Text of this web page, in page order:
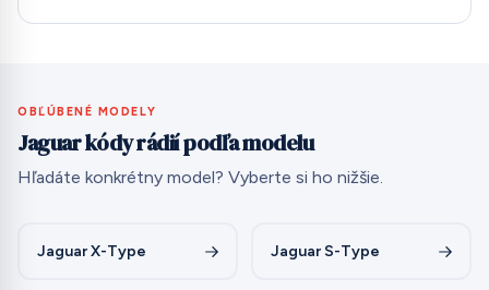
OBĽÚBENÉ MODELY
Jaguar kódy rádií podľa modelu
Hľadáte konkrétny model? Vyberte si ho nižšie.
Jaguar X-Type Jaguar S-Type